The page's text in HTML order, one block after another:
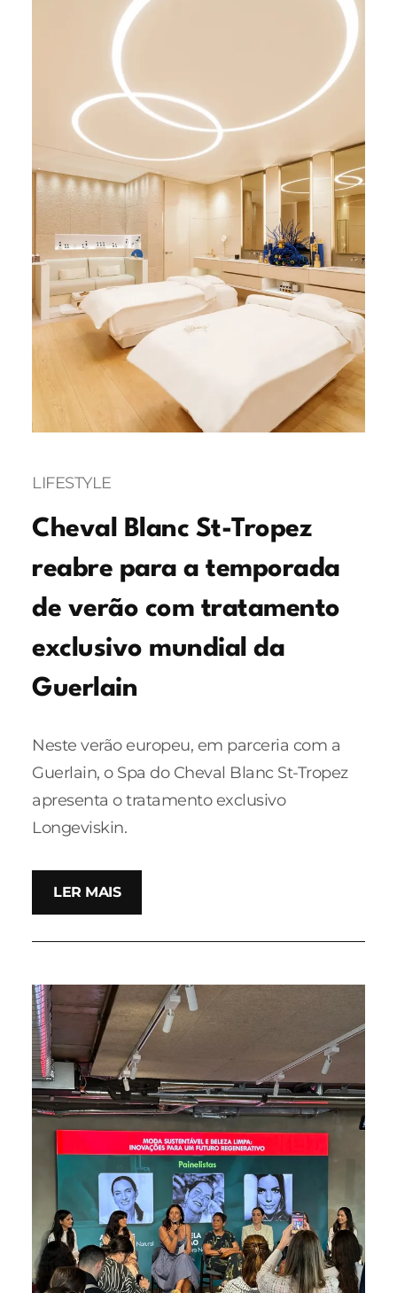
LIFESTYLE
Cheval Blanc St-Tropez
reabre para a temporada
de verão com tratamento
exclusivo mundial da
Guerlain
Neste verão europeu, em parceria com a
Guerlain, o Spa do Cheval Blanc St-Tropez
apresenta o tratamento exclusivo
Longeviskin.
LER MAIS